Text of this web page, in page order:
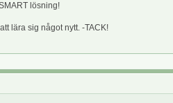
lösning!
lära sig något nytt. -TACK!